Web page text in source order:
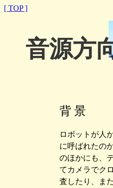
[ TOP ]
音源方
背 景
ロボットが人
に呼ばれたの
のほかにも、
てカメラでク
査したり、ま